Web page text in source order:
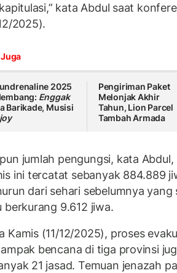
kata Abdul saat
2025).
Juga
2025
Enggak
Barikade, Musisi
Pengiriman Paket
Melonjak Akhir
Tahun, Lion Parcel
Tambah Armada
jumlah pengungsi, kata
ini tercatat sebanyak 884.889
dari sehari sebelumnya
berkurang 9.612 jiwa.
Kamis (11/12/2025), proses
bencana di tiga provinsi
21 jasad. Temuan jenazah